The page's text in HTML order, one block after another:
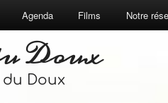
Doux
Doux
Agenda Films Notre